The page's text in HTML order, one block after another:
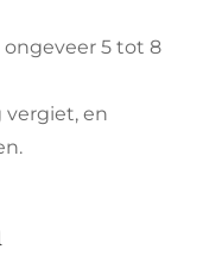
5 tot 8
en